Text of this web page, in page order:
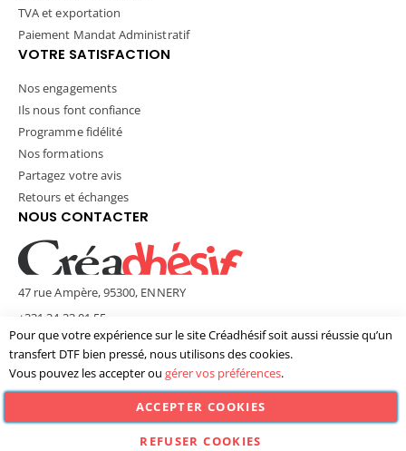
TVA et exportation
Paiement Mandat Administratif
VOTRE SATISFACTION
Nos engagements
Ils nous font confiance
Programme fidélité
Nos formations
Partagez votre avis
Retours et échanges
NOUS CONTACTER
47 rue Ampère, 95300, ENNERY
+331 34 33 01 55
contact@creadhesif.com
Lun - Ven / 9h30 - 12h00 & 14h00 - 17h00
© Créadhésif 2025. Tous Droits Réservés.
Pour que votre expérience sur le site Créadhésif soit aussi réussie qu’un
transfert DTF bien pressé, nous utilisons des cookies.
Vous pouvez les accepter ou gérer vos préférences.
ACCEPTER COOKIES
REFUSER COOKIES